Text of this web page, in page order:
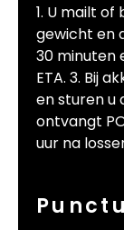
1. U mailt
gewicht en
30 minuten
ETA. 3. Bij
en sturen u
ontvangt
uur na